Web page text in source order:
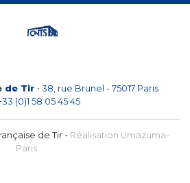
de Tir • 38, rue Brunel - 75017 Paris
(0)1 58 05 45 45
de Tir - Réalisation Umazuma-
Paris